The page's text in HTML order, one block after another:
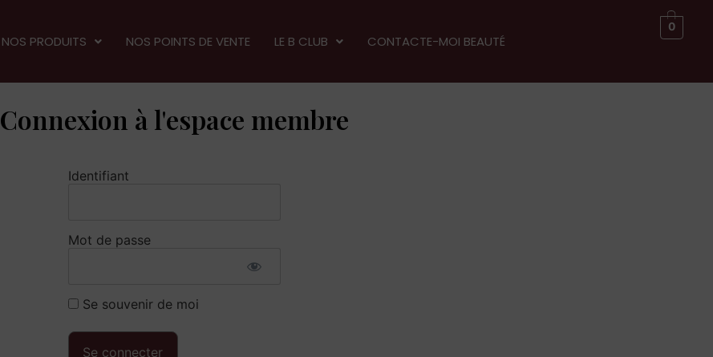
NOS PRODUITS NOS POINTS DE VENTE LE B CLUB CONTACTE-MOI BEAUTÉ
0
Connexion à l'espace membre
Identifiant
Mot de passe
Se souvenir de moi